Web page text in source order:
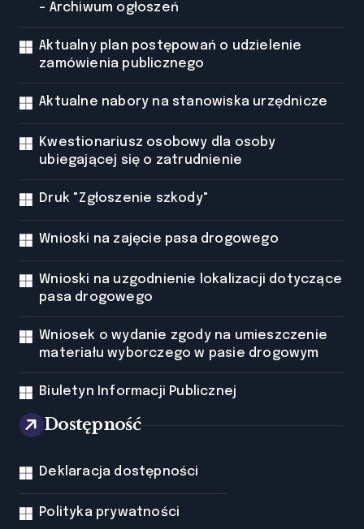
- Archiwum ogłoszeń
Aktualny plan postępowań o udzielenie
zamówienia publicznego
Aktualne nabory na stanowiska urzędnicze
Kwestionariusz osobowy dla osoby
ubiegającej się o zatrudnienie
Druk "Zgłoszenie szkody"
Wnioski na zajęcie pasa drogowego
Wnioski na uzgodnienie lokalizacji dotyczące
pasa drogowego
Wniosek o wydanie zgody na umieszczenie
materiału wyborczego w pasie drogowym
Biuletyn Informacji Publicznej
Dostępność
Deklaracja dostępności
Polityka prywatności